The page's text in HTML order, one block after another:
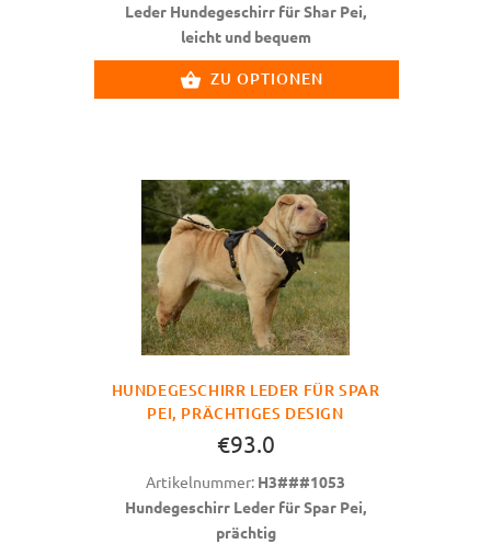
Leder Hundegeschirr für Shar Pei,
leicht und bequem
ZU OPTIONEN
HUNDEGESCHIRR LEDER FÜR SPAR
PEI, PRÄCHTIGES DESIGN
€93.0
Artikelnummer: H3###1053
Hundegeschirr Leder für Spar Pei,
prächtig